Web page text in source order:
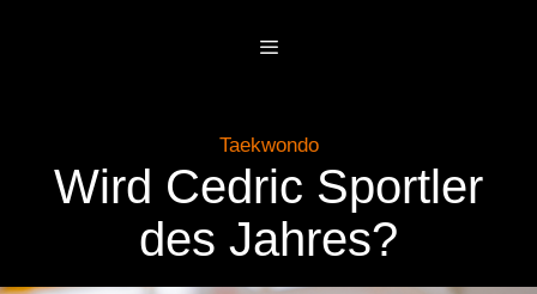
Taekwondo
Wird Cedric Sportler
des Jahres?